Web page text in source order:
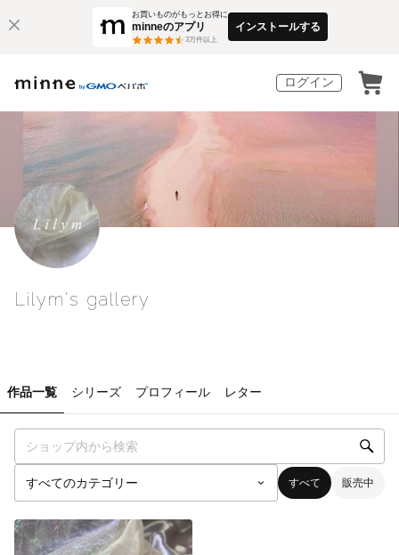
お買いものがもっとお得に
minneのアプリ
3万件以上
インストールする
ログイン
Lilym's gallery
作品一覧 シリーズ プロフィール レター
すべて 販売中